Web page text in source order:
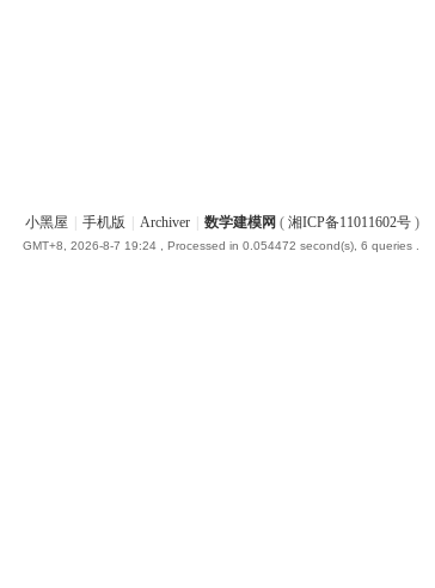
小黑屋 手机版 Archiver 数学建模网 ( 湘ICP备11011602号)
GMT+8, 2026-8-7 19:24, Processed in 0.054472 second(s), 6 queries .